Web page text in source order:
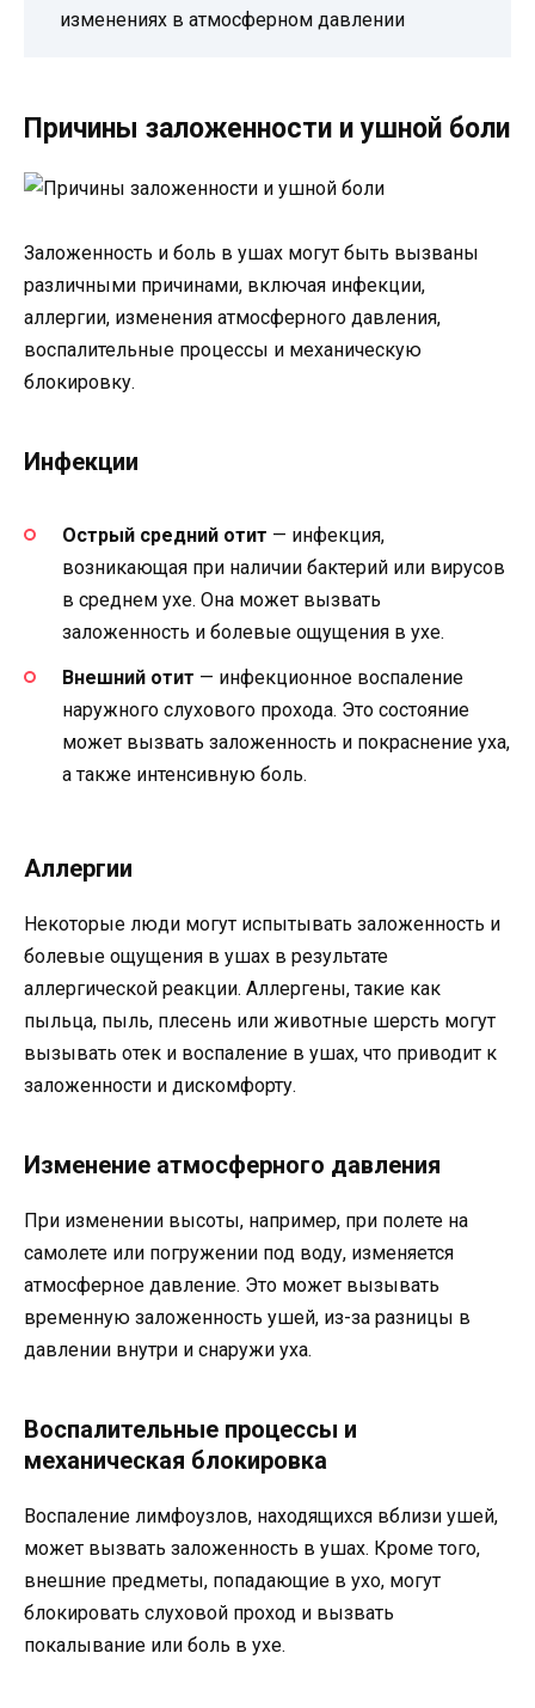
изменениях в атмосферном давлении
Причины заложенности и ушной боли
Заложенность и боль в ушах могут быть вызваны
различными причинами, включая инфекции,
аллергии, изменения атмосферного давления,
воспалительные процессы и механическую
блокировку.
Инфекции
Острый средний отит — инфекция,
возникающая при наличии бактерий или вирусов
в среднем ухе. Она может вызвать
заложенность и болевые ощущения в ухе.
Внешний отит — инфекционное воспаление
наружного слухового прохода. Это состояние
может вызвать заложенность и покраснение уха,
а также интенсивную боль.
Аллергии
Некоторые люди могут испытывать заложенность и
болевые ощущения в ушах в результате
аллергической реакции. Аллергены, такие как
пыльца, пыль, плесень или животные шерсть могут
вызывать отек и воспаление в ушах, что приводит к
заложенности и дискомфорту.
Изменение атмосферного давления
При изменении высоты, например, при полете на
самолете или погружении под воду, изменяется
атмосферное давление. Это может вызывать
временную заложенность ушей, из-за разницы в
давлении внутри и снаружи уха.
Воспалительные процессы и
механическая блокировка
Воспаление лимфоузлов, находящихся вблизи ушей,
может вызвать заложенность в ушах. Кроме того,
внешние предметы, попадающие в ухо, могут
блокировать слуховой проход и вызвать
покалывание или боль в ухе.